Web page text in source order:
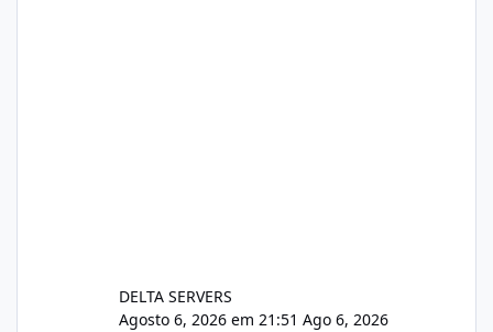
DELTA SERVERS
Agosto 6, 2026 em 21:51 Ago 6, 2026